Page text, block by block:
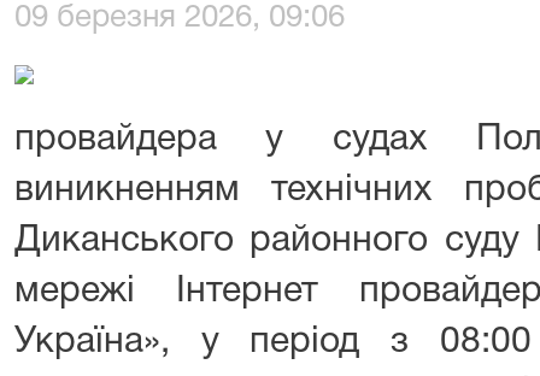
09 березня 2026, 09:06
провайдера у судах
виникненням технічних
Диканського районного суду
мережі Інтернет
Україна», у період з